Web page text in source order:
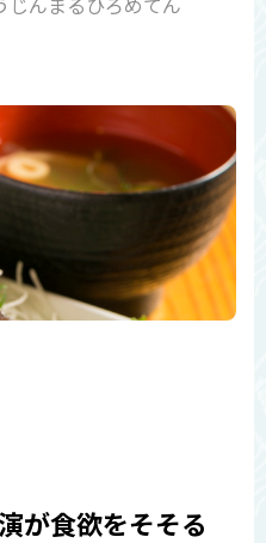
が食欲をそそる